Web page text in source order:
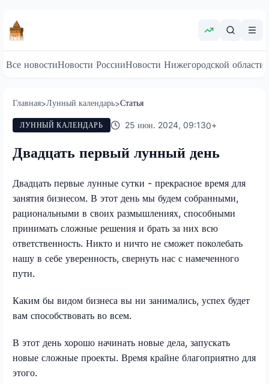
Все новостиНовости РоссииНовости Нижегородской области
Главная>Лунный календарь>Статья
ЛУННЫЙ КАЛЕНДАРЬ 25 июн. 2024, 09:130+
Двадцать первый лунный день
Двадцать первые лунные сутки - прекрасное время для
занятия бизнесом. В этот день мы будем собранными,
рациональными в своих размышлениях, способными
принимать сложные решения и брать за них всю
ответственность. Никто и ничто не сможет поколебать
нашу в себе уверенность, свернуть нас с намеченного
пути.
Каким бы видом бизнеса вы ни занимались, успех будет
вам способствовать во всем.
В этот день хорошо начинать новые дела, запускать
новые сложные проекты. Время крайне благоприятно для
этого.